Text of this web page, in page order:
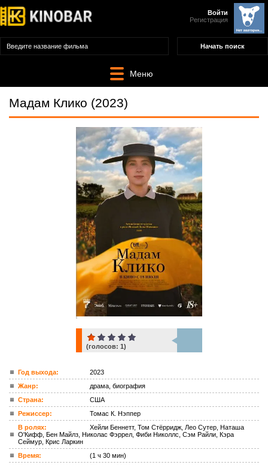
Войти
Регистрация
Меню
Мадам Клико (2023)
ком.
(голосов: 1)
Год выхода:
2023
Жанр:
драма, биография
Страна:
США
Режиссер:
Томас К. Нэппер
В ролях:
Хейли Беннетт, Том Стёрридж, Лео Сутер, Наташа
О'Кифф, Бен Майлз, Николас Фэррел, Фиби Николлс, Сэм Райли, Кэра
Сеймур, Крис Ларкин
Время:
(1 ч 30 мин)